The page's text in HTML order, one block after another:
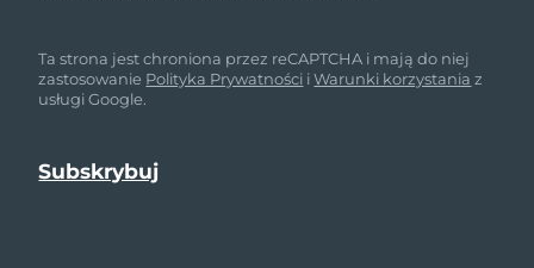
Ta strona jest chroniona przez reCAPTCHA i mają do niej
zastosowanie Polityka Prywatności iWarunki korzystania z
usługi Google.